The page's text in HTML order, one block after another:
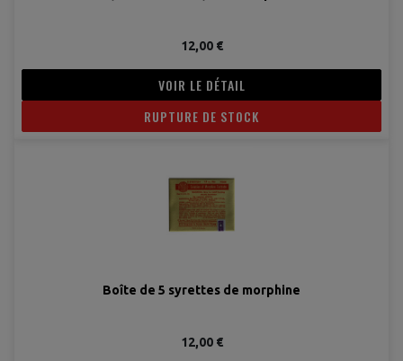
12,00 €
VOIR LE DÉTAIL
RUPTURE DE STOCK
Boîte de 5 syrettes de morphine
12,00 €